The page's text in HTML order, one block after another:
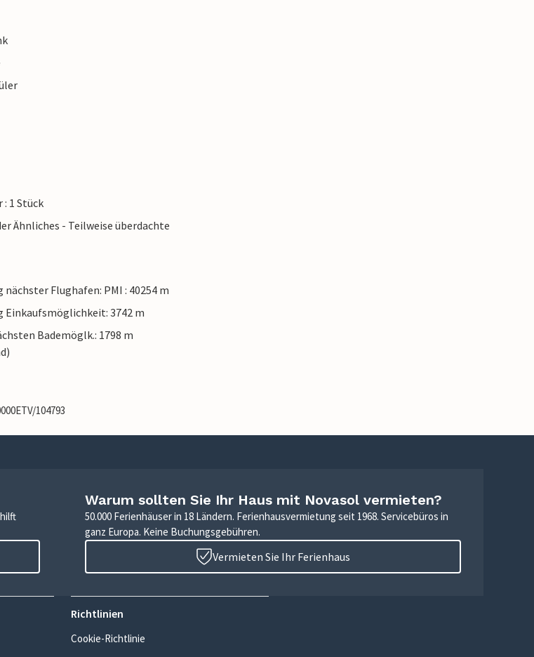
1 Stück
Ähnliches - Teilweise überdachte
Flughafen: PMI : 40254 m
Einkaufsmöglichkeit: 3742 m
Bademöglk.: 1798 m
104793
Warum sollten Sie Ihr Haus mit Novasol vermieten?
50.000 Ferienhäuser in 18 Ländern. Ferienhausvermietung seit 1968. Servicebüros in
ganz Europa. Keine Buchungsgebühren.
Vermieten Sie Ihr Ferienhaus
Richtlinien
Cookie-Richtlinie